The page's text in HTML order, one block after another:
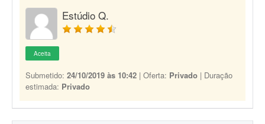
Estúdio Q.
Aceita
Submetido: 24/10/2019 às 10:42 | Oferta: Privado | Duração
estimada: Privado